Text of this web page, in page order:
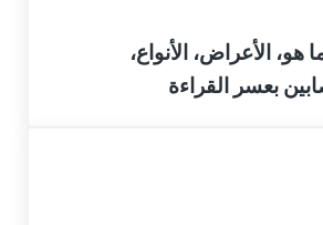
هو، الأعراض، الأنواع،
بعسر القراءة